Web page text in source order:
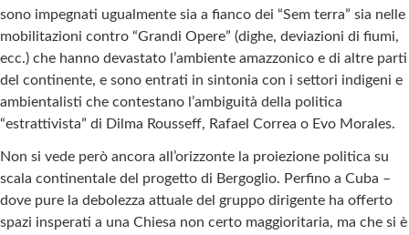
sono impegnati ugualmente sia a fianco dei “Sem terra” sia nelle
mobilitazioni contro “Grandi Opere” (dighe, deviazioni di fiumi,
ecc.) che hanno devastato l’ambiente amazzonico e di altre parti
del continente, e sono entrati in sintonia con i settori indigeni e
ambientalisti che contestano l’ambiguità della politica
“estrattivista” di Dilma Rousseff, Rafael Correa o Evo Morales.
Non si vede però ancora all’orizzonte la proiezione politica su
scala continentale del progetto di Bergoglio. Perfino a Cuba –
dove pure la debolezza attuale del gruppo dirigente ha offerto
spazi insperati a una Chiesa non certo maggioritaria, ma che si è